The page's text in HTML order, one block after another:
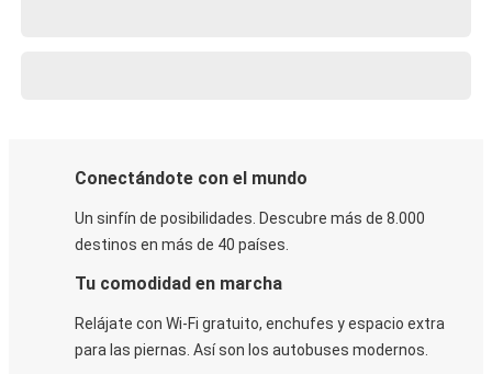
Conectándote con el mundo
Un sinfín de posibilidades. Descubre más de 8.000
destinos en más de 40 países.
Tu comodidad en marcha
Relájate con Wi-Fi gratuito, enchufes y espacio extra
para las piernas. Así son los autobuses modernos.